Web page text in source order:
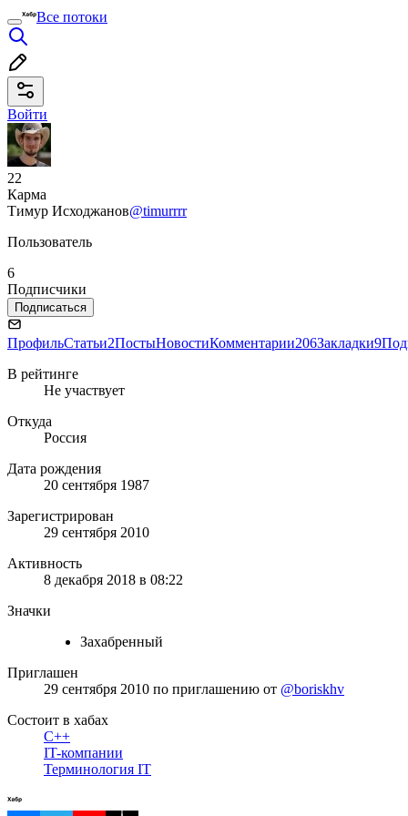
Все потоки
Войти
22
Карма
Тимур Исходжанов@timurrrr
Пользователь
6
Подписчики
Подписаться
ПрофильСтатьи2ПостыНовостиКомментарии206Закладки9
В рейтинге
Не участвует
Откуда
Россия
Дата рождения
20 сентября 1987
Зарегистрирован
29 сентября 2010
Активность
8 декабря 2018 в 08:22
Значки
Захабренный
Приглашен
29 сентября 2010 по приглашению от @boriskhv
Состоит в хабах
C++
IT-компании
Терминология IT